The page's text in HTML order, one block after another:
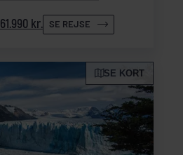
61.990 kr. SE REJSE
SE KORT